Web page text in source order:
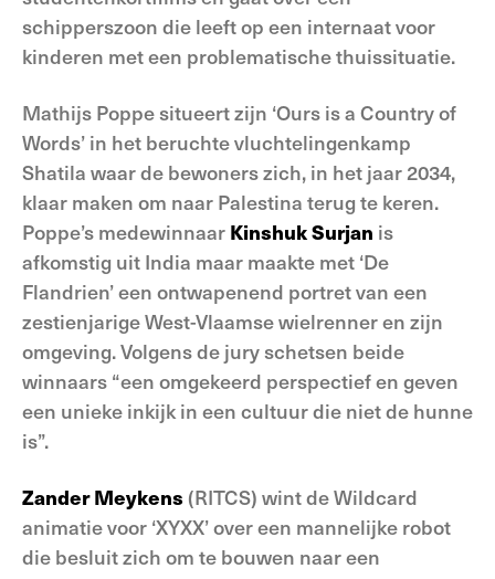
schipperszoon die leeft op een internaat voor
kinderen met een problematische thuissituatie.
Mathijs Poppe situeert zijn ‘Ours is a Country of
Words’ in het beruchte vluchtelingenkamp
Shatila waar de bewoners zich, in het jaar 2034,
klaar maken om naar Palestina terug te keren.
Poppe’s medewinnaar Kinshuk Surjan is
afkomstig uit India maar maakte met ‘De
Flandrien’ een ontwapenend portret van een
zestienjarige West-Vlaamse wielrenner en zijn
omgeving. Volgens de jury schetsen beide
winnaars “een omgekeerd perspectief en geven
een unieke inkijk in een cultuur die niet de hunne
is”.
Zander Meykens (RITCS) wint de Wildcard
animatie voor ‘XYXX’ over een mannelijke robot
die besluit zich om te bouwen naar een